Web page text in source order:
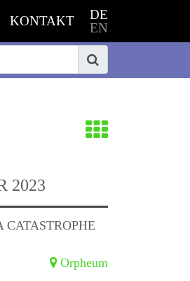
KONTAKT
DE
EN
Zurück
2023
CATASTROPHE
Orpheum